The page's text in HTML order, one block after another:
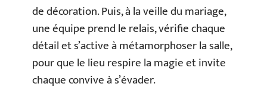
de décoration. Puis, à la veille du mariage,
une équipe prend le relais, vérifie chaque
détail et s’active à métamorphoser la salle,
pour que le lieu respire la magie et invite
chaque convive à s’évader.